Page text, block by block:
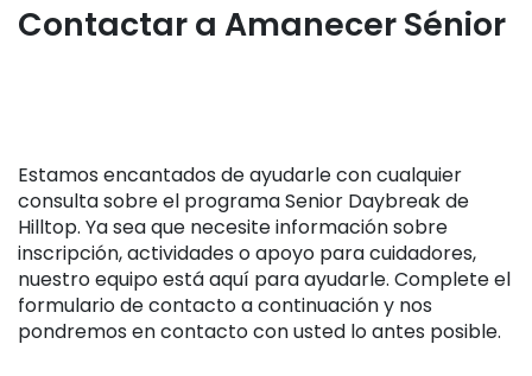
Contactar a Amanecer Sénior
Estamos encantados de ayudarle con cualquier
consulta sobre el programa Senior Daybreak de
Hilltop. Ya sea que necesite información sobre
inscripción, actividades o apoyo para cuidadores,
nuestro equipo está aquí para ayudarle. Complete el
formulario de contacto a continuación y nos
pondremos en contacto con usted lo antes posible.